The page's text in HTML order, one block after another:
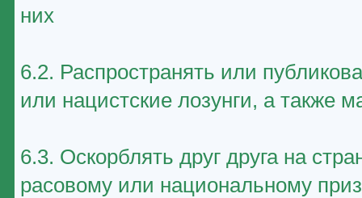
них
6.2. Распространять или
или нацистские лозунги, а также
6.3. Оскорблять друг друга на
расовому или национальному